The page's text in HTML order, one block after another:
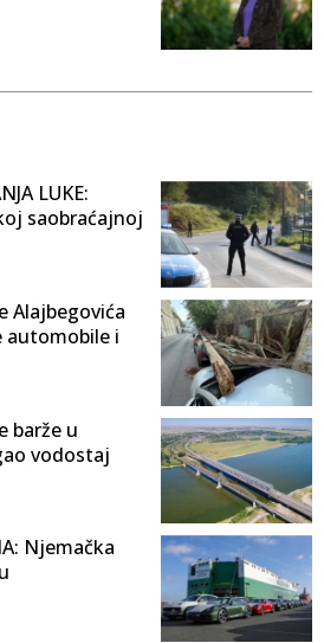
LUKE:
saobraćajnoj
Alajbegovića
automobile i
barže u
vodostaj
Njemačka